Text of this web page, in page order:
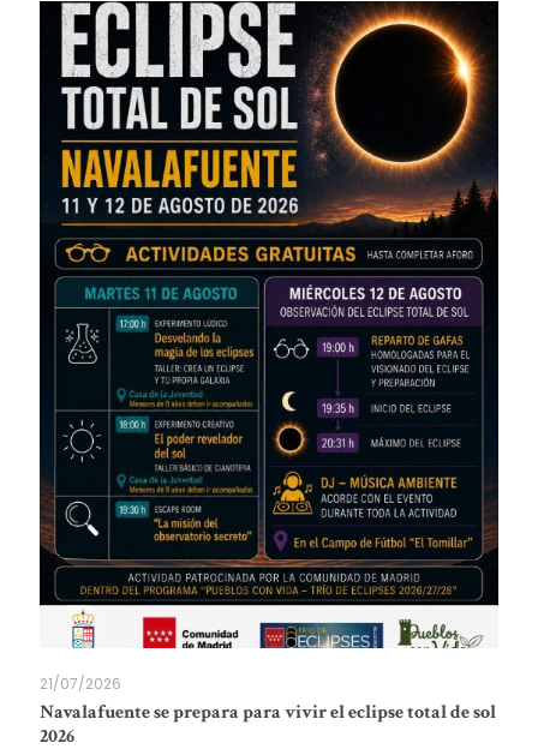
21/07/2026
Navalafuente se prepara para vivir el eclipse total de sol
2026